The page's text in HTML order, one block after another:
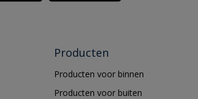
Producten
Producten voor binnen
Producten voor buiten